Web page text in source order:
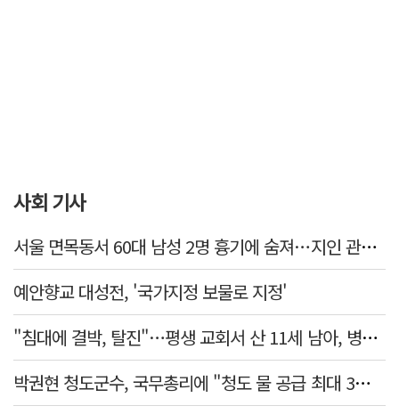
사회 기사
서울 면목동서 60대 남성 2명 흉기에 숨져…지인 관계로 추정
예안향교 대성전, '국가지정 보물로 지정'
"침대에 결박, 탈진"…평생 교회서 산 11세 남아, 병원 이송 끝 숨져
박권현 청도군수, 국무총리에 "청도 물 공급 최대 3만t 늘려달라"